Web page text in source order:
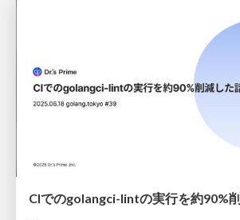
CIでのgolangci-lintの実行を約90%